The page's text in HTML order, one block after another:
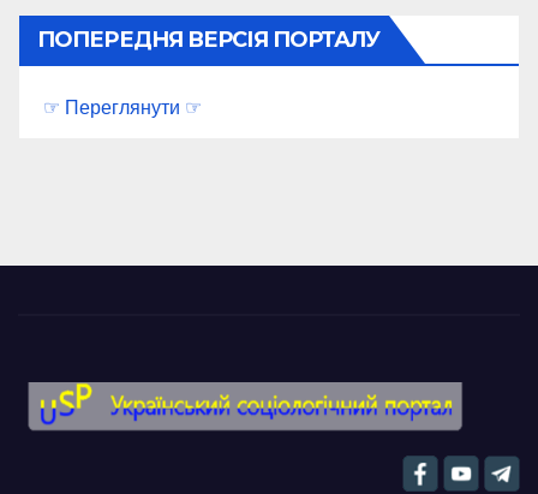
ПОПЕРЕДНЯ ВЕРСІЯ ПОРТАЛУ
☞ Переглянути ☞